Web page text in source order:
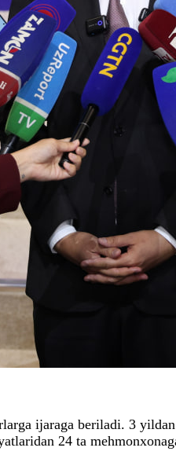
ijaraga beriladi. 3
24 ta